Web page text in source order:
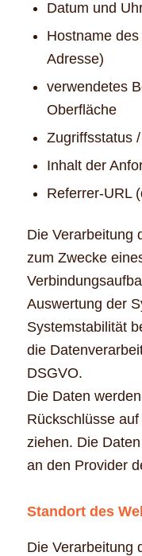
Datum und
Hostname
Adresse)
verwendetes
Oberfläche
Zugriffsstatus
Inhalt der
Referrer-URL
Die Verarbeitung
zum Zwecke
Auswertung der
Systemstabilität
die
DSGVO.
Die Daten
Rückschlüsse
ziehen. Die
an den Provider
Standort des
Die Verarbeitung